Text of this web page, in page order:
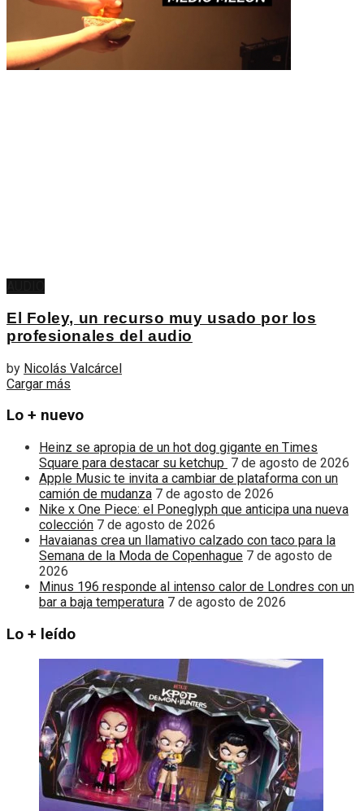
El Foley, un recurso muy usado por los
profesionales del audio
by Nicolás Valcárcel
Cargar más
Lo + nuevo
Heinz se apropia de un hot dog gigante en Times
Square para destacar su ketchup 7 de agosto de 2026
Apple Music te invita a cambiar de plataforma con un
camión de mudanza 7 de agosto de 2026
Nike x One Piece: el Poneglyph que anticipa una nueva
colección 7 de agosto de 2026
Havaianas crea un llamativo calzado con taco para la
Semana de la Moda de Copenhague 7 de agosto de
2026
Minus 196 responde al intenso calor de Londres con un
bar a baja temperatura 7 de agosto de 2026
Lo + leído